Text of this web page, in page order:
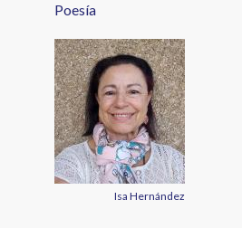
Poesía
Isa Hernández